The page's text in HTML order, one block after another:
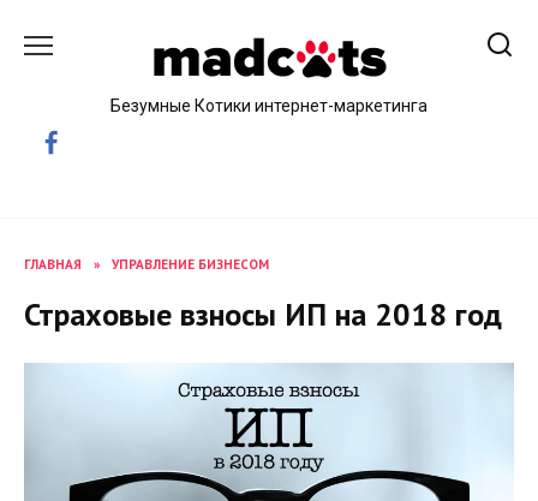
Безумные Котики интернет-маркетинга
ГЛАВНАЯ » УПРАВЛЕНИЕ БИЗНЕСОМ
Страховые взносы ИП на 2018 год